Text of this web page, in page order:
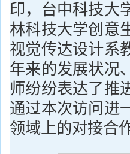
印，台中科技大
林科技大学创意
视觉传达设计系
年来的发展状况
师纷纷表达了推
通过本次访问进
领域上的对接合